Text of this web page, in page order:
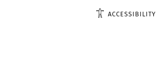
ACCESSIBILITY